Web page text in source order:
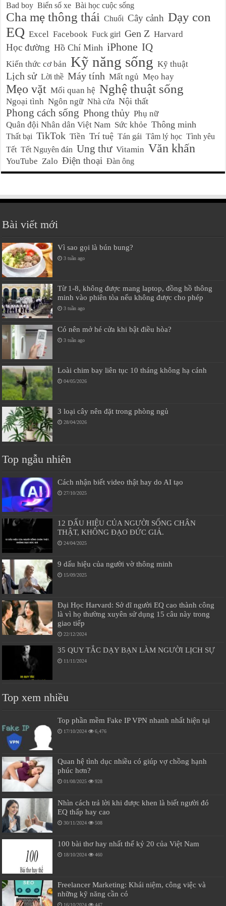
Bad boy Biển số xe Bài học cuộc sống
Cha mẹ thông thái Chuối Cây cảnh Dạy con
EQ Excel Facebook Fuck girl Gen Z Harvard
Học đường Hồ Chí Minh iPhone IQ
Kiến thức cơ bản Kỹ năng sống Kỹ thuật
Lịch sử Lời thề Máy tính Mất ngủ Mẹo hay
Mẹo vặt Mối quan hệ Nghệ thuật sống
Ngoại tình Ngôn ngữ Nhà cửa Nội thất
Phong cách sống Phong thủy Phụ nữ
Quân đội Nhân dân Việt Nam Sức khỏe Thông minh
Thất bại TikTok Tiền Trí tuệ Tán gái Tâm lý học Tình yêu
Tết Tết Nguyên đán Ung thư Vitamin Văn khấn
YouTube Zalo Điện thoại Đàn ông
Bài viết mới
Vì sao gọi là bún bung?
3 tuần ago
Từ 1-8, không được mang laptop, đồng hồ thông
minh vào phiên tòa nếu không được cho phép
3 tuần ago
Có nên mở hé cửa khi bật điều hòa?
3 tuần ago
Loài chim bay liên tục 10 tháng không hạ cánh
04/05/2026
3 loại cây nên đặt trong phòng ngủ
28/04/2026
Top ngẫu nhiên
Cách nhận biết video thật hay do AI tạo
27/10/2025
12 DẤU HIỆU CỦA NGƯỜI SỐNG CHÂN
THẬT, KHÔNG ĐẠO ĐỨC GIẢ.
24/04/2025
9 dấu hiệu của người vờ thông minh
15/09/2025
Đại Học Harvard: Sở dĩ người EQ cao thành công
là vì họ thường xuyên sử dụng 15 câu này trong
giao tiếp
22/12/2024
35 QUY TẮC DẠY BẠN LÀM NGƯỜI LỊCH SỰ
11/11/2024
Top xem nhiều
Top phần mềm Fake IP VPN nhanh nhất hiện tại
17/10/2024 6,476
Quan hệ tình dục nhiều có giúp vợ chồng hạnh
phúc hơn?
01/08/2025 928
Nhìn cách trả lời khi được khen là biết người đó
EQ thấp hay cao
30/11/2024 508
100 bài thơ hay nhất thế kỷ 20 của Việt Nam
18/10/2024 460
Freelancer Marketing: Khái niệm, công việc và
những kỹ năng cần có
16/10/2024 447